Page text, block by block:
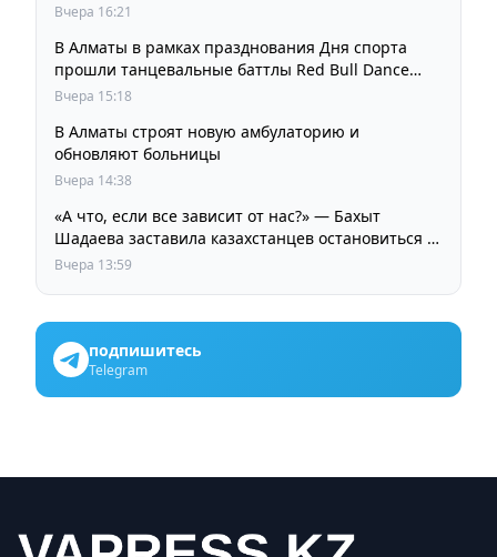
Вчера 16:21
В Алматы в рамках празднования Дня спорта
прошли танцевальные баттлы Red Bull Dance
Your Style
Вчера 15:18
В Алматы строят новую амбулаторию и
обновляют больницы
Вчера 14:38
«А что, если все зависит от нас?» — Бахыт
Шадаева заставила казахстанцев остановиться и
задуматься
Вчера 13:59
подпишитесь
Telegram